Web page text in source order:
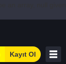
Kayıt Ol